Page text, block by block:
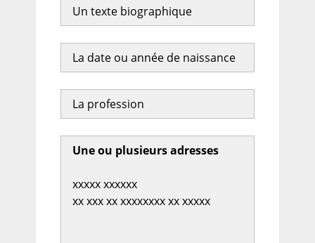
Un texte biographique
La date ou année de naissance
La profession
Une ou plusieurs adresses
xxxxx xxxxxx
xx xxx xx xxxxxxxx xx xxxxx